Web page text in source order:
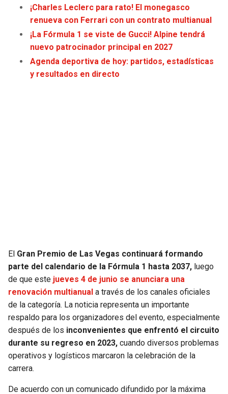
TITANS
COWBOYS
GIANTS
LIONS
PACKERS
VIKINGS
WARRIORS
CLIPPERS
LAKERS
NUGGETS
TIMBERWOLVES
THUNDER
¡Charles Leclerc para rato! El monegasco
renueva con Ferrari con un contrato multianual
¡La Fórmula 1 se viste de Gucci! Alpine tendrá
nuevo patrocinador principal en 2027
Agenda deportiva de hoy: partidos, estadísticas
y resultados en directo
El Gran Premio de Las Vegas continuará formando
parte del calendario de la Fórmula 1 hasta 2037, luego
de que este jueves 4 de junio se anunciara una
renovación multianual a través de los canales oficiales
de la categoría. La noticia representa un importante
respaldo para los organizadores del evento, especialmente
después de los inconvenientes que enfrentó el circuito
durante su regreso en 2023, cuando diversos problemas
operativos y logísticos marcaron la celebración de la
carrera.
De acuerdo con un comunicado difundido por la máxima